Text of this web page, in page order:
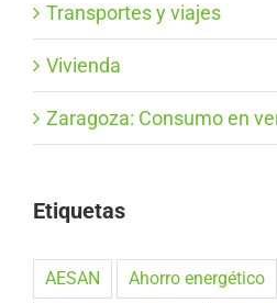
Transportes y viajes
Vivienda
Zaragoza: Consumo en
Etiquetas
AESAN Ahorro energético